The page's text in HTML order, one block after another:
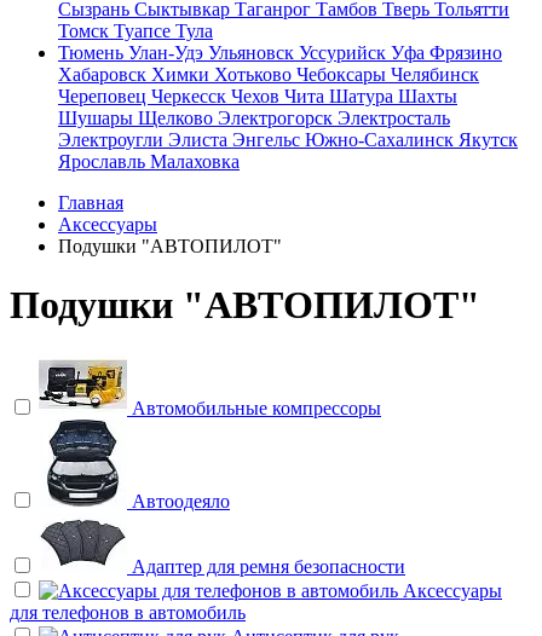
Сызрань Сыктывкар Таганрог Тамбов Тверь Тольятти
Томск Туапсе Тула
Тюмень Улан-Удэ Ульяновск Уссурийск Уфа Фрязино
Хабаровск Химки Хотьково Чебоксары Челябинск
Череповец Черкесск Чехов Чита Шатура Шахты
Шушары Щелково Электрогорск Электросталь
Электроугли Элиста Энгельс Южно-Сахалинск Якутск
Ярославль Малаховка
Главная
Аксессуары
Подушки "АВТОПИЛОТ"
Подушки "АВТОПИЛОТ"
Автомобильные компрессоры
Автоодеяло
Адаптер для ремня безопасности
Аксессуары
для телефонов в автомобиль